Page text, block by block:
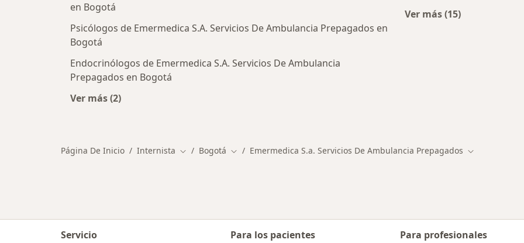
en Bogotá
Psicólogos de Emermedica S.A. Servicios De Ambulancia Prepagados en
Bogotá
Endocrinólogos de Emermedica S.A. Servicios De Ambulancia
Prepagados en Bogotá
Ver más (2)
Ver más (15)
Página De Inicio Internista Cambiar de ciudad
Bogotá Cambiar de ciudad
Emermedica S.a. Servicios De Ambulancia Prepagados Cambiar de
Servicio Para los pacientes Para profesionales